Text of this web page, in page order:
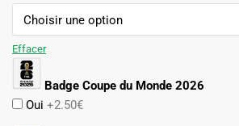
79.90€.44.90€.
Effacer
Badge Coupe du Monde 2026
Oui +2.50€